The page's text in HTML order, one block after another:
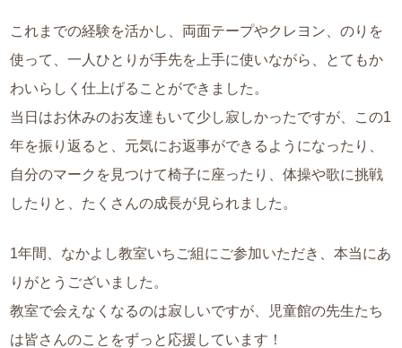
これまでの経験を活かし、両面テープやクレヨン、のりを
使って、一人ひとりが手先を上手に使いながら、とてもか
わいらしく仕上げることができました。
当日はお休みのお友達もいて少し寂しかったですが、この1
年を振り返ると、元気にお返事ができるようになったり、
自分のマークを見つけて椅子に座ったり、体操や歌に挑戦
したりと、たくさんの成長が見られました。
1年間、なかよし教室いちご組にご参加いただき、本当にあ
りがとうございました。
教室で会えなくなるのは寂しいですが、児童館の先生たち
は皆さんのことをずっと応援しています！